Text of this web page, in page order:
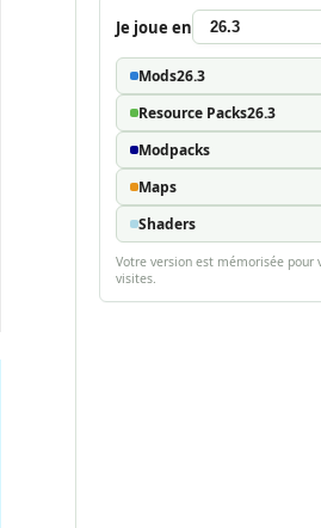
Je joue en
Mods26.3
Resource Packs26.3
Modpacks
Maps
Shaders
Votre version est mémorisée pour
visites.